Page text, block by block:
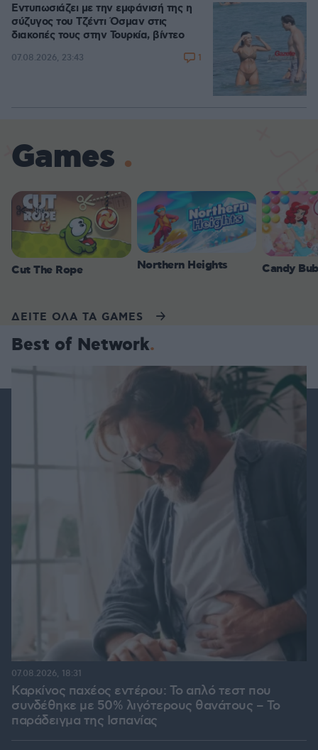
Εντυπωσιάζει με την εμφάνισή της η
σύζυγος του Τζέντι Όσμαν στις
διακοπές τους στην Τουρκία, βίντεο
07.08.2026, 23:43 1
Games
Cut The Rope Northern Heights Candy
ΔΕΙΤΕ ΟΛΑ ΤΑ GAMES
Best of Network
Καρκίνος παχέος εντέρου: Το απλό τεστ που
συνδέθηκε με 50% λιγότερους θανάτους – Το
παράδειγμα της Ισπανίας
07.08.2026, 18:31